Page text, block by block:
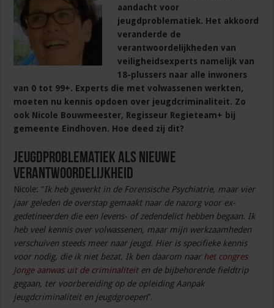
aandacht voor
jeugdproblematiek. Het akkoord
veranderde de
verantwoordelijkheden van
veiligheidsexperts namelijk van
18-plussers naar alle inwoners
van 0 tot 99+. Experts die met volwassenen werkten,
moeten nu kennis opdoen over jeugdcriminaliteit. Zo
ook Nicole Bouwmeester, Regisseur Regieteam+ bij
gemeente Eindhoven. Hoe deed zij dit?
Jeugdproblematiek als nieuwe
verantwoordelijkheid
Nicole: “Ik heb gewerkt in de Forensische Psychiatrie, maar vier
jaar geleden de overstap gemaakt naar de nazorg voor ex-
gedetineerden die een levens- of zedendelict hebben begaan. Ik
heb veel kennis over volwassenen, maar mijn werkzaamheden
verschuiven steeds meer naar jeugd. Hier is specifieke kennis
voor nodig, die ik niet bezat. Ik ben daarom naar het congres
Jonge aanwas uit de criminaliteiten de bijbehorende fieldtrip
gegaan, ter voorbereiding op de opleiding Aanpak
jeugdcriminaliteit en jeugdgroepen”.